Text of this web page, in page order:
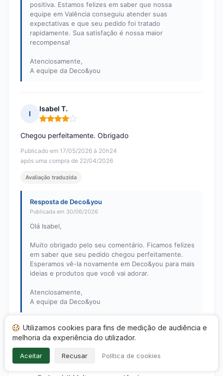
positiva. Estamos felizes em saber que nossa
equipe em Valência conseguiu atender suas
expectativas e que seu pedido foi tratado
rapidamente. Sua satisfação é nossa maior
recompensa!
Atenciosamente,
A equipe da Deco&you
I
Isabel T.
Nota: 4 em 5
Publicado em 17/05/2026 à 20h24
após uma compra de 22/04/2026
Chegou perfeitamente. Obrigado
Avaliação traduzida
Resposta de Deco&you
Publicada em 30/06/2026
Olá Isabel,
Muito obrigado pelo seu comentário. Ficamos felizes
em saber que seu pedido chegou perfeitamente.
Esperamos vê-la novamente em Deco&you para mais
ideias e produtos que você vai adorar.
Atenciosamente,
A equipe da Deco&you
Raquel P.
Nota: 5 em 5
Ótimo serviço de atendimento ao cliente, muito rápidos
Utilizamos cookies para fins de medição de audiência e
melhoria da experiência do utilizador.
Aceitar Recusar Política de cookies